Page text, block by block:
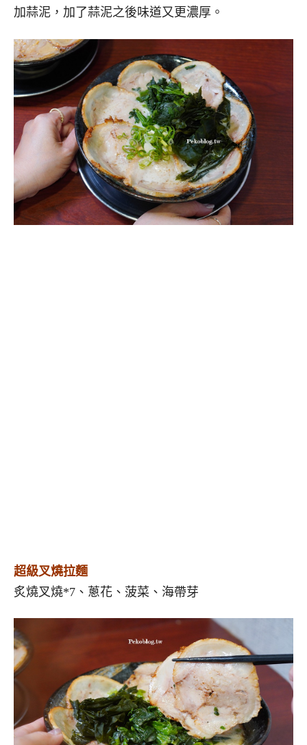
加蒜泥，加了蒜泥之後味道又更濃厚。
超級叉燒拉麵
炙燒叉燒*7、蔥花、菠菜、海帶芽